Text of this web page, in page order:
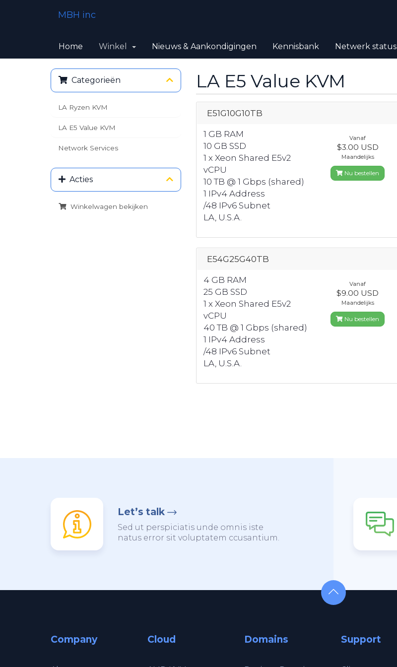
MBH inc
Home Winkel Nieuws & Aankondigingen Kennisbank Netwerk status
Categorieën
LA Ryzen KVM
LA E5 Value KVM
Network Services
Acties
Winkelwagen bekijken
LA E5 Value KVM
E51G10G10TB
1 GB RAM
10 GB SSD
1 x Xeon Shared E5v2
vCPU
10 TB @ 1 Gbps (shared)
1 IPv4 Address
/48 IPv6 Subnet
LA, U.S.A.
Vanaf
$3.00 USD
Maandelijks
Nu bestellen
E54G25G40TB
4 GB RAM
25 GB SSD
1 x Xeon Shared E5v2
vCPU
40 TB @ 1 Gbps (shared)
1 IPv4 Address
/48 IPv6 Subnet
LA, U.S.A.
Vanaf
$9.00 USD
Maandelijks
Nu bestellen
Let’s talk
Sed ut perspiciatis unde omnis iste
natus error sit voluptatem ccusantium.
Company Cloud Domains Support